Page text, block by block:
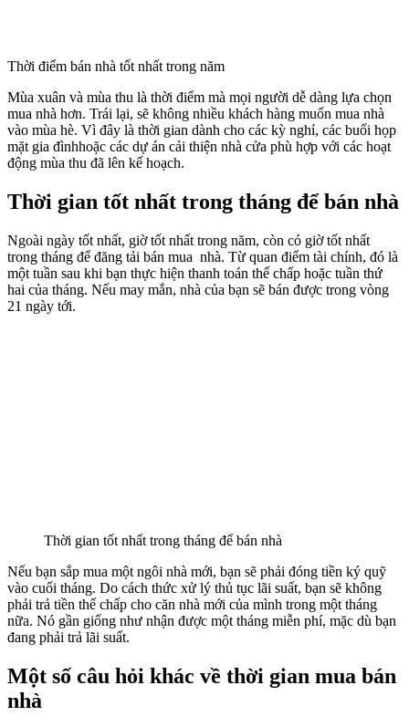
Thời điểm bán nhà tốt nhất trong năm
Mùa xuân và mùa thu là thời điểm mà mọi người dễ dàng lựa chọn
mua nhà hơn. Trái lại, sẽ không nhiều khách hàng muốn mua nhà
vào mùa hè. Vì đây là thời gian dành cho các kỳ nghỉ, các buổi họp
mặt gia đìnhhoặc các dự án cải thiện nhà cửa phù hợp với các hoạt
động mùa thu đã lên kế hoạch.
Thời gian tốt nhất trong tháng để bán nhà
Ngoài ngày tốt nhất, giờ tốt nhất trong năm, còn có giờ tốt nhất
trong tháng để đăng tải bán mua nhà. Từ quan điểm tài chính, đó là
một tuần sau khi bạn thực hiện thanh toán thế chấp hoặc tuần thứ
hai của tháng. Nếu may mắn, nhà của bạn sẽ bán được trong vòng
21 ngày tới.
Thời gian tốt nhất trong tháng để bán nhà
Nếu bạn sắp mua một ngôi nhà mới, bạn sẽ phải đóng tiền ký quỹ
vào cuối tháng. Do cách thức xử lý thủ tục lãi suất, bạn sẽ không
phải trả tiền thế chấp cho căn nhà mới của mình trong một tháng
nữa. Nó gần giống như nhận được một tháng miễn phí, mặc dù bạn
đang phải trả lãi suất.
Một số câu hỏi khác về thời gian mua bán
nhà